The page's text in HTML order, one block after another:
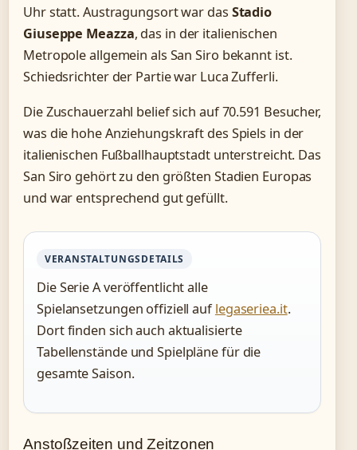
Uhrstatt. Austragungsort war das Stadio
Giuseppe Meazza, das in der italienischen
Metropole allgemein als San Siro bekannt ist.
Schiedsrichter der Partie war Luca Zufferli.
Die Zuschauerzahl belief sich auf 70.591 Besucher,
was die hohe Anziehungskraft des Spiels in der
italienischen Fußballhauptstadt unterstreicht. Das
San Siro gehört zu den größten Stadien Europas
und war entsprechend gut gefüllt.
VERANSTALTUNGSDETAILS
Die Serie A veröffentlicht alle
Spielansetzungen offiziell auflegaseriea.it.
Dort finden sich auch aktualisierte
Tabellenstände und Spielpläne für die
gesamte Saison.
Anstoßzeiten und Zeitzonen